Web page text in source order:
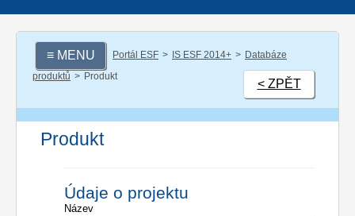
≡ MENU Portál ESF IS ESF 2014+
Databáze
produktů
Produkt
< ZPĚT
Produkt
Údaje o projektu
Název